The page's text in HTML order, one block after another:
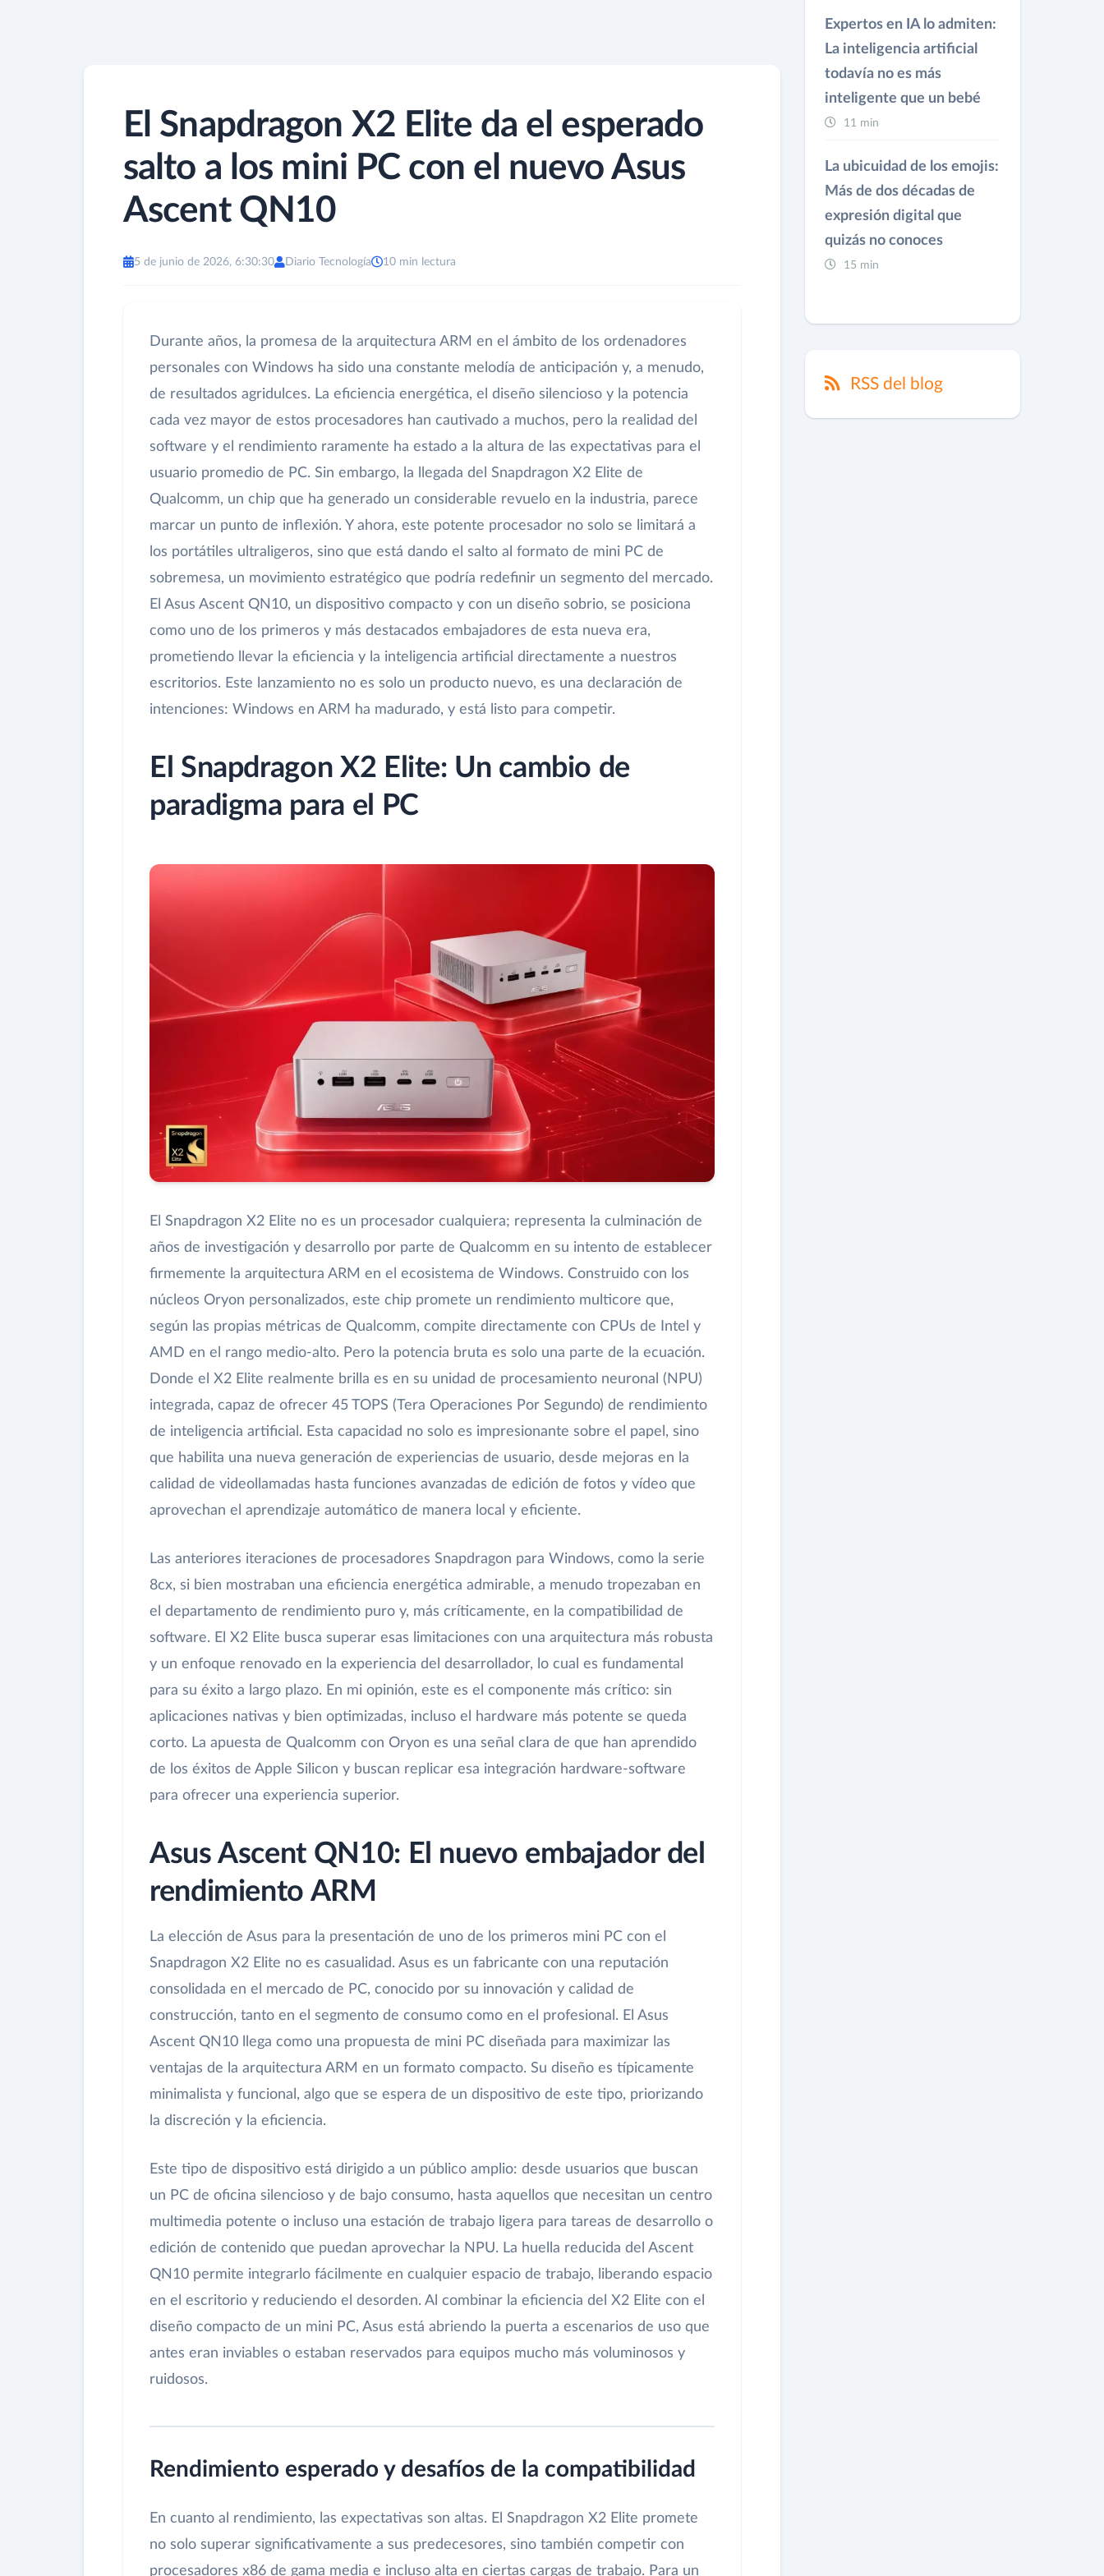
El Snapdragon X2 Elite da el esperado
salto a los mini PC con el nuevo Asus
Ascent QN10
5 de junio de 2026, 6:30:30 Diario Tecnología 10 min lectura
Durante años, la promesa de la arquitectura ARM en el ámbito de los ordenadores
personales con Windows ha sido una constante melodía de anticipación y, a menudo,
de resultados agridulces. La eficiencia energética, el diseño silencioso y la potencia
cada vez mayor de estos procesadores han cautivado a muchos, pero la realidad del
software y el rendimiento raramente ha estado a la altura de las expectativas para el
usuario promedio de PC. Sin embargo, la llegada del Snapdragon X2 Elite de
Qualcomm, un chip que ha generado un considerable revuelo en la industria, parece
marcar un punto de inflexión. Y ahora, este potente procesador no solo se limitará a
los portátiles ultraligeros, sino que está dando el salto al formato de mini PC de
sobremesa, un movimiento estratégico que podría redefinir un segmento del mercado.
El Asus Ascent QN10, un dispositivo compacto y con un diseño sobrio, se posiciona
como uno de los primeros y más destacados embajadores de esta nueva era,
prometiendo llevar la eficiencia y la inteligencia artificial directamente a nuestros
escritorios. Este lanzamiento no es solo un producto nuevo, es una declaración de
intenciones: Windows en ARM ha madurado, y está listo para competir.
El Snapdragon X2 Elite: Un cambio de
paradigma para el PC
El Snapdragon X2 Elite no es un procesador cualquiera; representa la culminación de
años de investigación y desarrollo por parte de Qualcomm en su intento de establecer
firmemente la arquitectura ARM en el ecosistema de Windows. Construido con los
núcleos Oryon personalizados, este chip promete un rendimiento multicore que,
según las propias métricas de Qualcomm, compite directamente con CPUs de Intel y
AMD en el rango medio-alto. Pero la potencia bruta es solo una parte de la ecuación.
Donde el X2 Elite realmente brilla es en su unidad de procesamiento neuronal (NPU)
integrada, capaz de ofrecer 45 TOPS (Tera Operaciones Por Segundo) de rendimiento
de inteligencia artificial. Esta capacidad no solo es impresionante sobre el papel, sino
que habilita una nueva generación de experiencias de usuario, desde mejoras en la
calidad de videollamadas hasta funciones avanzadas de edición de fotos y vídeo que
aprovechan el aprendizaje automático de manera local y eficiente.
Las anteriores iteraciones de procesadores Snapdragon para Windows, como la serie
8cx, si bien mostraban una eficiencia energética admirable, a menudo tropezaban en
el departamento de rendimiento puro y, más críticamente, en la compatibilidad de
software. El X2 Elite busca superar esas limitaciones con una arquitectura más robusta
y un enfoque renovado en la experiencia del desarrollador, lo cual es fundamental
para su éxito a largo plazo. En mi opinión, este es el componente más crítico: sin
aplicaciones nativas y bien optimizadas, incluso el hardware más potente se queda
corto. La apuesta de Qualcomm con Oryon es una señal clara de que han aprendido
de los éxitos de Apple Silicon y buscan replicar esa integración hardware-software
para ofrecer una experiencia superior.
Asus Ascent QN10: El nuevo embajador del
rendimiento ARM
La elección de Asus para la presentación de uno de los primeros mini PC con el
Snapdragon X2 Elite no es casualidad. Asus es un fabricante con una reputación
consolidada en el mercado de PC, conocido por su innovación y calidad de
construcción, tanto en el segmento de consumo como en el profesional. El Asus
Ascent QN10 llega como una propuesta de mini PC diseñada para maximizar las
ventajas de la arquitectura ARM en un formato compacto. Su diseño es típicamente
minimalista y funcional, algo que se espera de un dispositivo de este tipo, priorizando
la discreción y la eficiencia.
Este tipo de dispositivo está dirigido a un público amplio: desde usuarios que buscan
un PC de oficina silencioso y de bajo consumo, hasta aquellos que necesitan un centro
multimedia potente o incluso una estación de trabajo ligera para tareas de desarrollo o
edición de contenido que puedan aprovechar la NPU. La huella reducida del Ascent
QN10 permite integrarlo fácilmente en cualquier espacio de trabajo, liberando espacio
en el escritorio y reduciendo el desorden. Al combinar la eficiencia del X2 Elite con el
diseño compacto de un mini PC, Asus está abriendo la puerta a escenarios de uso que
antes eran inviables o estaban reservados para equipos mucho más voluminosos y
ruidosos.
Rendimiento esperado y desafíos de la compatibilidad
En cuanto al rendimiento, las expectativas son altas. El Snapdragon X2 Elite promete
no solo superar significativamente a sus predecesores, sino también competir con
procesadores x86 de gama media e incluso alta en ciertas cargas de trabajo. Para un
Expertos en IA lo admiten:
La inteligencia artificial
todavía no es más
inteligente que un bebé
11 min
La ubicuidad de los emojis:
Más de dos décadas de
expresión digital que
quizás no conoces
15 min
RSS del blog